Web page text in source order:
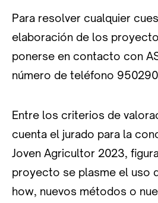
Para resolver cualquier
elaboración de los
ponerse en contacto con
número de teléfono
Entre los criterios de
cuenta el jurado para la
Joven Agricultor 2023,
proyecto se plasme el uso
how, nuevos métodos o